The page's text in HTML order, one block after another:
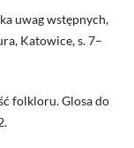
uwag wstępnych,
Katowice, s. 7–
folkloru. Glosa do